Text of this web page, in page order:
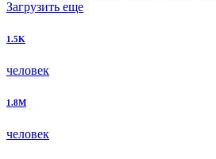
Загрузить еще
1.5K
человек
1.8M
человек